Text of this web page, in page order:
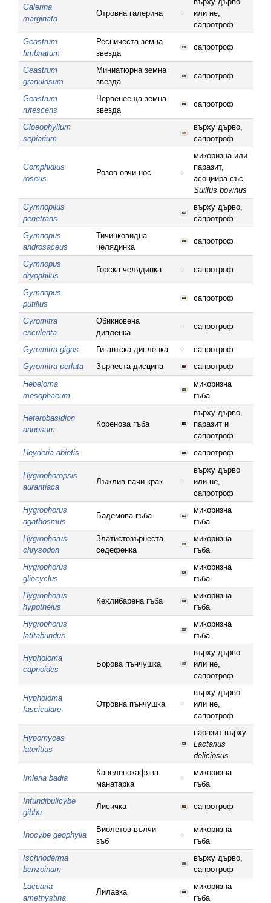
Galerina
marginata
Отровна галерина
или не,
сапротроф
Geastrum
fimbriatum
Ресничеста земна
звезда
сапротроф
Geastrum
granulosum
Миниатюрна земна
звезда
сапротроф
Geastrum
rufescens
Червенееща земна
звезда
сапротроф
Gloeophyllum
sepiarium
върху дърво,
сапротроф
Gomphidius
roseus
Розов овчи нос
микоризна или
паразит,
асоциира със
Suillus bovinus
Gymnopilus
penetrans
върху дърво,
сапротроф
Gymnopus
androsaceus
Тичинковидна
челядинка
сапротроф
Gymnopus
dryophilus
Горска челядинка сапротроф
Gymnopus
putillus
сапротроф
Gyromitra
esculenta
Обикновена
дипленка
сапротроф
Gyromitra gigas Гигантска дипленка
сапротроф
Gyromitra perlata
Зърнеста дисцина
сапротроф
Hebeloma
mesophaeum
микоризна
гъба
Heterobasidion
annosum
Коренова гъба
върху дърво,
паразит и
сапротроф
Heyderia abietis
сапротроф
Hygrophoropsis
aurantiaca
Лъжлив пачи крак
върху дърво
или не,
сапротроф
Hygrophorus
agathosmus
Бадемова гъба
микоризна
гъба
Hygrophorus
chrysodon
Златистозърнеста
седефенка
микоризна
гъба
Hygrophorus
gliocyclus
микоризна
гъба
Hygrophorus
hypothejus
Кехлибарена гъба
микоризна
гъба
Hygrophorus
latitabundus
микоризна
гъба
Hypholoma
capnoides
Борова пънчушка
върху дърво
или не,
сапротроф
Hypholoma
fasciculare
Отровна пънчушка
върху дърво
или не,
сапротроф
Hypomyces
lateritius
паразит върху
Lactarius
deliciosus
Imleria badia
Канеленокафява
манатарка
микоризна
гъба
Infundibulicybe
gibba
Лисичка сапротроф
Inocybe geophylla
Виолетов вълчи
зъб
микоризна
гъба
Ischnoderma
benzoinum
върху дърво,
сапротроф
Laccaria
amethystina
Лилавка
микоризна
гъба